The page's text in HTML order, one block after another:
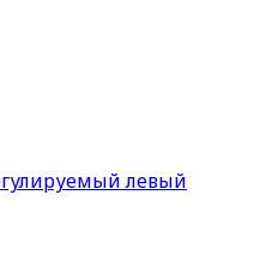
левый